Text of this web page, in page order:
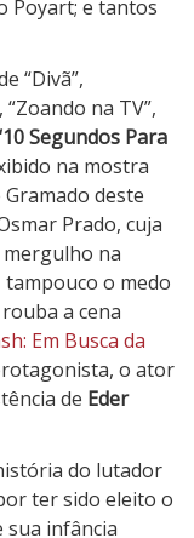
Poyart; e tantos
“Divã”,
“Zoando na TV”,
Segundos Para
na mostra
deste
Prado, cuja
na
tampouco o medo
a cena
Em Busca da
o ator
de Eder
do lutador
ter sido eleito o
sua infância